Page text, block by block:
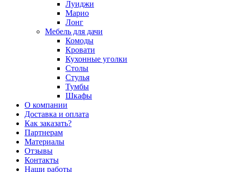
Луиджи
Марио
Лонг
Мебель для дачи
Комоды
Кровати
Кухонные уголки
Столы
Стулья
Тумбы
Шкафы
О компании
Доставка и оплата
Как заказать?
Партнерам
Материалы
Отзывы
Контакты
Наши работы